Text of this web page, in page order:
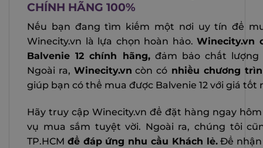
CHÍNH HÃNG 100%
Nếu bạn đang tìm kiếm một nơi uy tín để
Winecity.vn là lựa chọn hoàn hảo.Winecity.vn
Balvenie 12 chính hãng,đảm bảo chất lượng
Ngoài ra, Winecity.vn còn có nhiều chương
giúp bạn có thể mua được Balvenie 12 với giá tốt
Hãy truy cập Winecity.vn để đặt hàng ngay
vụ mua sắm tuyệt vời. Ngoài ra, chúng tôi
TP.HCM để đáp ứng nhu cầu Khách lẻ.Để nhận